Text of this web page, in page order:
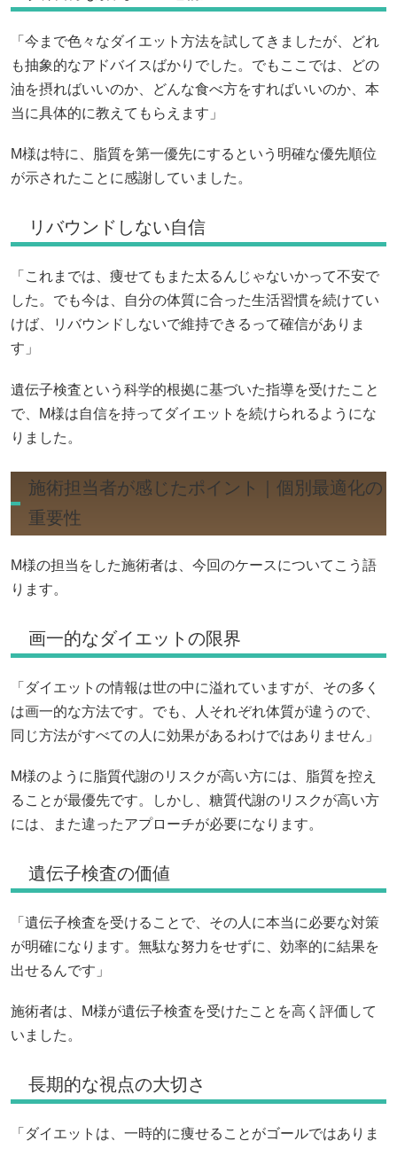
「今まで色々なダイエット方法を試してきましたが、どれ
も抽象的なアドバイスばかりでした。でもここでは、どの
油を摂ればいいのか、どんな食べ方をすればいいのか、本
当に具体的に教えてもらえます」
M様は特に、脂質を第一優先にするという明確な優先順位
が示されたことに感謝していました。
リバウンドしない自信
「これまでは、痩せてもまた太るんじゃないかって不安で
した。でも今は、自分の体質に合った生活習慣を続けてい
けば、リバウンドしないで維持できるって確信がありま
す」
遺伝子検査という科学的根拠に基づいた指導を受けたこと
で、M様は自信を持ってダイエットを続けられるようにな
りました。
施術担当者が感じたポイント｜個別最適化の
重要性
M様の担当をした施術者は、今回のケースについてこう語
ります。
画一的なダイエットの限界
「ダイエットの情報は世の中に溢れていますが、その多く
は画一的な方法です。でも、人それぞれ体質が違うので、
同じ方法がすべての人に効果があるわけではありません」
M様のように脂質代謝のリスクが高い方には、脂質を控え
ることが最優先です。しかし、糖質代謝のリスクが高い方
には、また違ったアプローチが必要になります。
遺伝子検査の価値
「遺伝子検査を受けることで、その人に本当に必要な対策
が明確になります。無駄な努力をせずに、効率的に結果を
出せるんです」
施術者は、M様が遺伝子検査を受けたことを高く評価して
いました。
長期的な視点の大切さ
「ダイエットは、一時的に痩せることがゴールではありま